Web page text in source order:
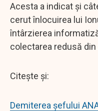
Acesta a indicat și
cerut înlocuirea lui
întârzierea
colectarea redusă din
Citește și:
Demiterea șefului